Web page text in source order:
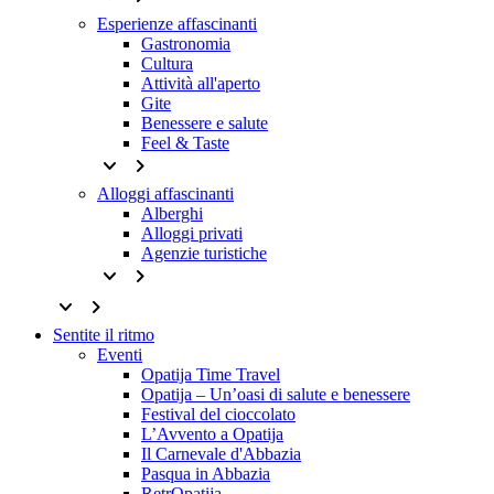
Esperienze affascinanti
Gastronomia
Cultura
Attività all'aperto
Gite
Benessere e salute
Feel & Taste
keyboard_arrow_down keyboard_arrow_right
Alloggi affascinanti
Alberghi
Alloggi privati
Agenzie turistiche
keyboard_arrow_down
keyboard_arrow_right
keyboard_arrow_down
keyboard_arrow_right
Sentite il ritmo
Eventi
Opatija Time Travel
Opatija – Un’oasi di salute e benessere
Festival del cioccolato
L’Avvento a Opatija
Il Carnevale d'Abbazia
Pasqua in Abbazia